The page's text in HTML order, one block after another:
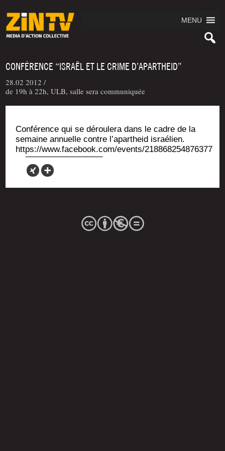
MENU
CONFÉRENCE “ISRAËL ET LE CRIME D’APARTHEID”
28.02 2012 /
de 19h à 22h, ULB, salle sera communiquée
Confé­rence qui se dérou­le­ra dans le cadre de la
semaine annuelle contre l’a­par­theid israélien.
https://www.facebook.com/events/218868254876377